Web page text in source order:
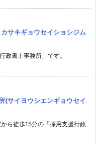
サキギョウセイショシジム
政書士事務所」です。
(サイヨウシエンギョウセイ
ら徒歩15分の「採用支援行政